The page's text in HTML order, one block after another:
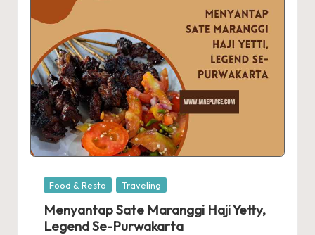
Posted
Food & Resto Traveling
Menyantap Sate Maranggi Haji Yetty,
Legend Se-Purwakarta